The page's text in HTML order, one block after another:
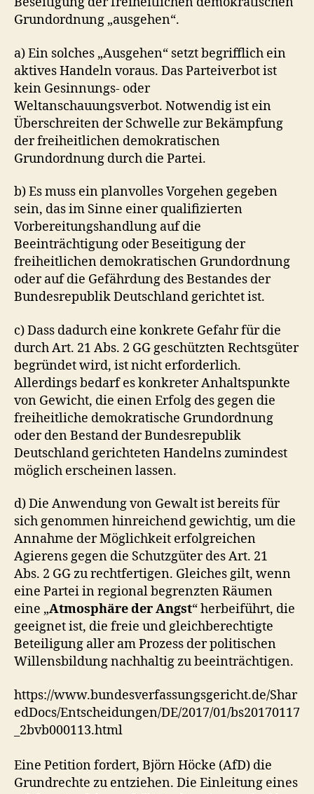
Grundordnung „ausgehen“.
a) Ein solches „Ausgehen“ setzt begrifflich ein
aktives Handeln voraus. Das Parteiverbot ist
kein Gesinnungs- oder
Weltanschauungsverbot. Notwendig ist ein
Überschreiten der Schwelle zur Bekämpfung
der freiheitlichen demokratischen
Grundordnung durch die Partei.
b) Es muss ein planvolles Vorgehen gegeben
sein, das im Sinne einer qualifizierten
Vorbereitungshandlung auf die
Beeinträchtigung oder Beseitigung der
freiheitlichen demokratischen Grundordnung
oder auf die Gefährdung des Bestandes der
Bundesrepublik Deutschland gerichtet ist.
c) Dass dadurch eine konkrete Gefahr für die
durch Art. 21 Abs. 2 GG geschützten Rechtsgüter
begründet wird, ist nicht erforderlich.
Allerdings bedarf es konkreter Anhaltspunkte
von Gewicht, die einen Erfolg des gegen die
freiheitliche demokratische Grundordnung
oder den Bestand der Bundesrepublik
Deutschland gerichteten Handelns zumindest
möglich erscheinen lassen.
d) Die Anwendung von Gewalt ist bereits für
sich genommen hinreichend gewichtig, um die
Annahme der Möglichkeit erfolgreichen
Agierens gegen die Schutzgüter des Art. 21
Abs. 2 GG zu rechtfertigen. Gleiches gilt, wenn
eine Partei in regional begrenzten Räumen
eine „Atmosphäre der Angst“ herbeiführt, die
geeignet ist, die freie und gleichberechtigte
Beteiligung aller am Prozess der politischen
Willensbildung nachhaltig zu beeinträchtigen.
https://www.bundesverfassungsgericht.de/Shar
edDocs/Entscheidungen/DE/2017/01/bs20170117
_2bvb000113.html
Eine Petition fordert, Björn Höcke (AfD) die
Grundrechte zu entziehen. Die Einleitung eines